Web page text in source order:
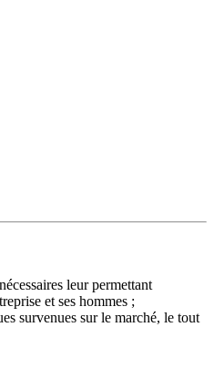
leur permettant
et ses hommes ;
survenues sur le marché, le tout